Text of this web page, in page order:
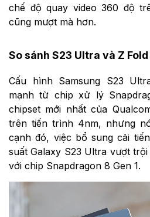
chế độ quay video 360 độ
cũng mượt mà hơn.
So sánh S23 Ultra và Z
Cấu hình Samsung S23
mạnh từ chip xử lý
chipset mới nhất của
trên tiến trình 4nm, nhưng
cạnh đó, việc bổ sung cải
suất Galaxy S23 Ultra vượt
với chip Snapdragon 8 Gen 1.